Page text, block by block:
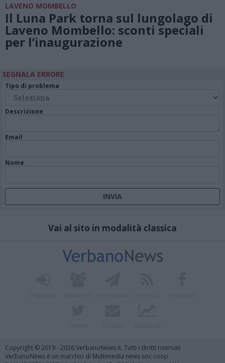
LAVENO MOMBELLO
Il Luna Park torna sul lungolago di
Laveno Mombello: sconti speciali
per l’inaugurazione
SEGNALA ERRORE
Tipo di problema
Descrizione
Email
Nome
Vai al sito in modalità classica
Copyright © 2019 - 2026 VerbanoNews.it. Tutti i diritti riservati
VerbanoNews è un marchio di Multimedia news soc coop.